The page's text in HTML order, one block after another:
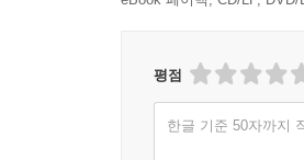
평점
한글 기준 50자까지